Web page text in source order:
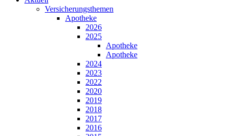
Versicherungsthemen
Apotheke
2026
2025
Apotheke
Apotheke
2024
2023
2022
2020
2019
2018
2017
2016